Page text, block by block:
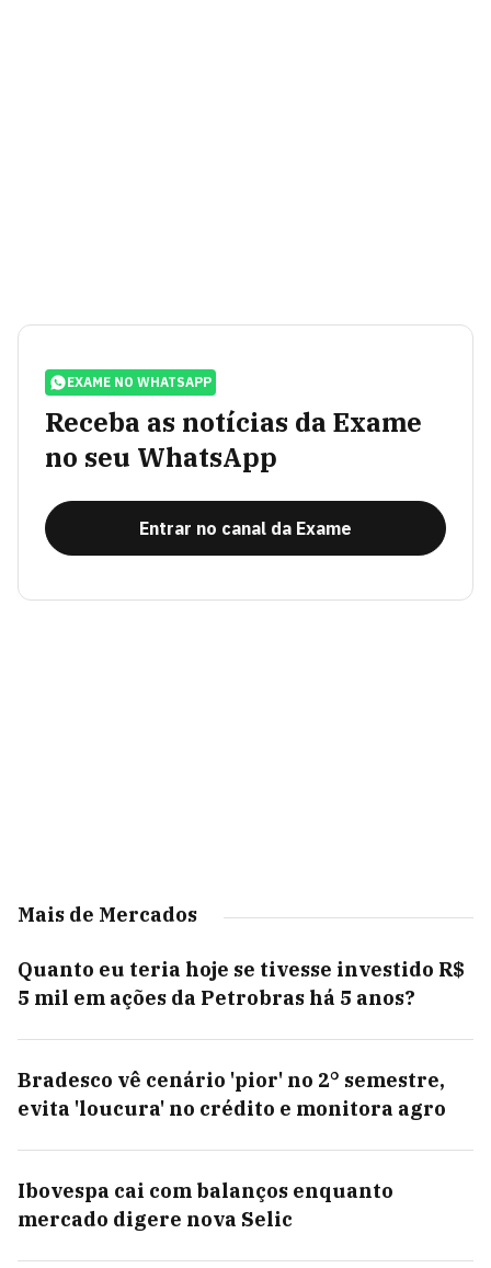
EXAME NO WHATSAPP
Receba as notícias da Exame
no seu WhatsApp
Entrar no canal da Exame
Mais de Mercados
Quanto eu teria hoje se tivesse investido R$
5 mil em ações da Petrobras há 5 anos?
Bradesco vê cenário 'pior' no 2° semestre,
evita 'loucura' no crédito e monitora agro
Ibovespa cai com balanços enquanto
mercado digere nova Selic